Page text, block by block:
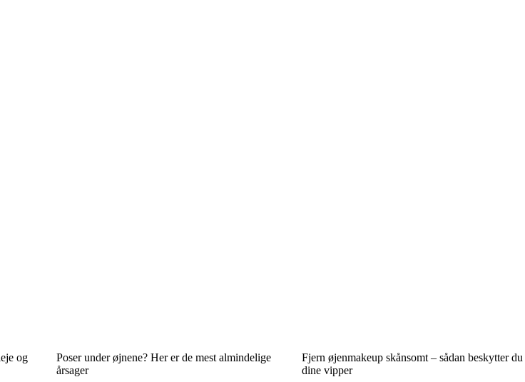
og
Poser under øjnene? Her er de mest almindelige
årsager
Fjern øjenmakeup skånsomt – sådan beskytter du
dine vipper